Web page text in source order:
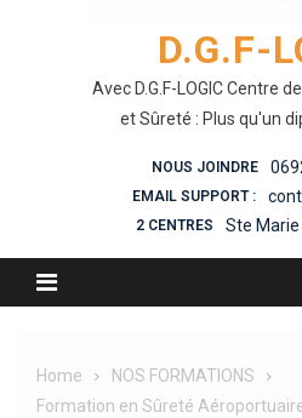
D.G.F-
Avec D.G.F-LOGIC Centre
et Sûreté : Plus qu'un
NOUS JOINDRE
EMAIL SUPPORT :
2 CENTRES Ste Marie
Home
NOS FORMATIONS
Formation en Sûreté